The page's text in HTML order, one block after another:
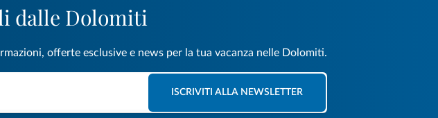
dalle Dolomiti
offerte esclusive e news per la tua vacanza nelle Dolomiti.
ISCRIVITI ALLA NEWSLETTER